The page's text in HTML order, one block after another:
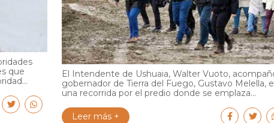
que
El Intendente de Ushuaia, Walter Vuoto,
gobernador de Tierra del Fuego, Gustavo Melella,
una recorrida por el predio donde se emplaza...
Leer más +